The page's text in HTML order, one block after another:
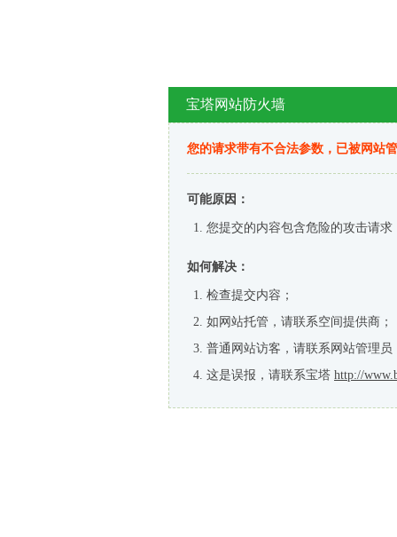
宝塔网站防火墙
您的请求带有不合法参数，已被网站
可能原因：
您提交的内容包含危险的攻击请求
如何解决：
检查提交内容；
如网站托管，请联系空间提供商；
普通网站访客，请联系网站管理员
这是误报，请联系宝塔 http://